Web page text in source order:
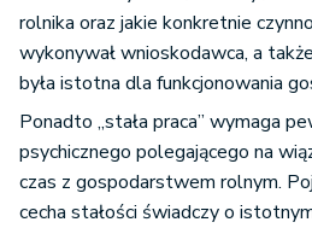
rolnika oraz jakie konkretnie
wykonywał wnioskodawca, a
była istotna dla funkcjonowania
Ponadto „stała praca” wymaga
psychicznego polegającego na
czas z gospodarstwem rolnym.
cecha stałości świadczy o